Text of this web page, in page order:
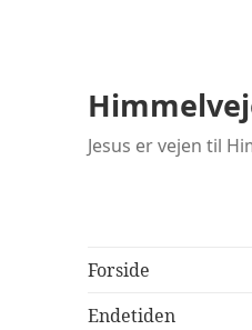
Jesus er vejen til
Forside
Endetiden